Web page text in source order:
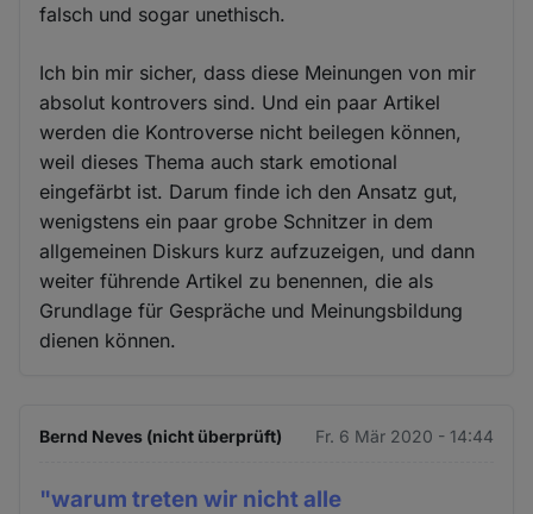
falsch und sogar unethisch.
Ich bin mir sicher, dass diese Meinungen von mir
absolut kontrovers sind. Und ein paar Artikel
werden die Kontroverse nicht beilegen können,
weil dieses Thema auch stark emotional
eingefärbt ist. Darum finde ich den Ansatz gut,
wenigstens ein paar grobe Schnitzer in dem
allgemeinen Diskurs kurz aufzuzeigen, und dann
weiter führende Artikel zu benennen, die als
Grundlage für Gespräche und Meinungsbildung
dienen können.
Bernd Neves (nicht überprüft) Fr. 6 Mär 2020 - 14:44
"warum treten wir nicht alle